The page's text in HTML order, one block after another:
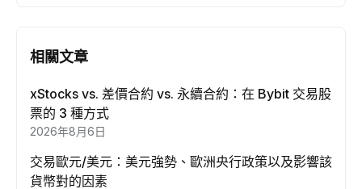
相關文章
xStocks vs. 差價合約 vs. 永續合約：在 Bybit 交易股
票的 3 種方式
2026年8月6日
交易歐元/美元：美元強勢、歐洲央行政策以及影響該
貨幣對的因素